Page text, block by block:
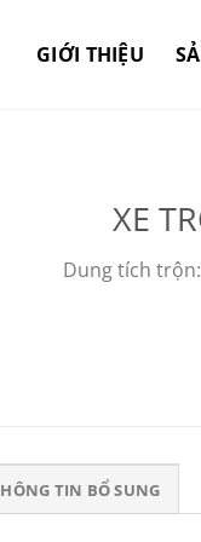
GIỚI THIỆU
XE
Dung tích trộn:
TIN BỔ SUNG